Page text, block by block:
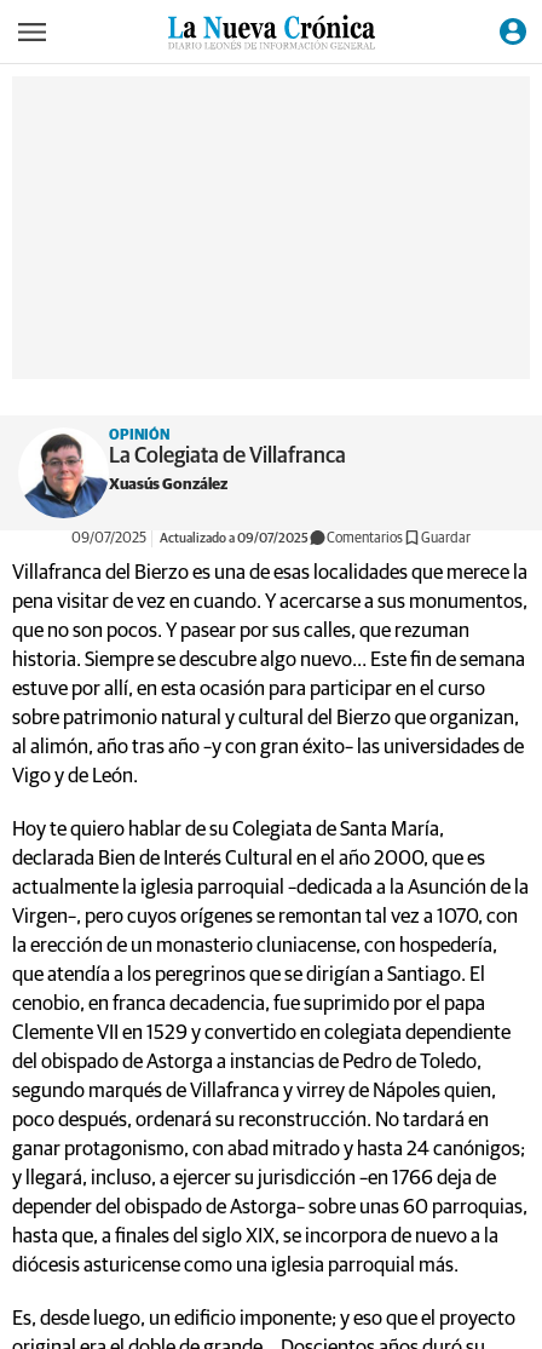
OPINIÓN
La Colegiata de Villafranca
Xuasús González
09/07/2025 Actualizado a 09/07/2025 Comentarios Guardar
Villafranca del Bierzo es una de esas localidades que merece la
pena visitar de vez en cuando. Y acercarse a sus monumentos,
que no son pocos. Y pasear por sus calles, que rezuman
historia. Siempre se descubre algo nuevo… Este fin de semana
estuve por allí, en esta ocasión para participar en el curso
sobre patrimonio natural y cultural del Bierzo que organizan,
al alimón, año tras año –y con gran éxito– las universidades de
Vigo y de León.
Hoy te quiero hablar de su Colegiata de Santa María,
declarada Bien de Interés Cultural en el año 2000, que es
actualmente la iglesia parroquial –dedicada a la Asunción de la
Virgen–, pero cuyos orígenes se remontan tal vez a 1070, con
la erección de un monasterio cluniacense, con hospedería,
que atendía a los peregrinos que se dirigían a Santiago. El
cenobio, en franca decadencia, fue suprimido por el papa
Clemente VII en 1529 y convertido en colegiata dependiente
del obispado de Astorga a instancias de Pedro de Toledo,
segundo marqués de Villafranca y virrey de Nápoles quien,
poco después, ordenará su reconstrucción. No tardará en
ganar protagonismo, con abad mitrado y hasta 24 canónigos;
y llegará, incluso, a ejercer su jurisdicción –en 1766 deja de
depender del obispado de Astorga– sobre unas 60 parroquias,
hasta que, a finales del siglo XIX, se incorpora de nuevo a la
diócesis asturicense como una iglesia parroquial más.
Es, desde luego, un edificio imponente; y eso que el proyecto